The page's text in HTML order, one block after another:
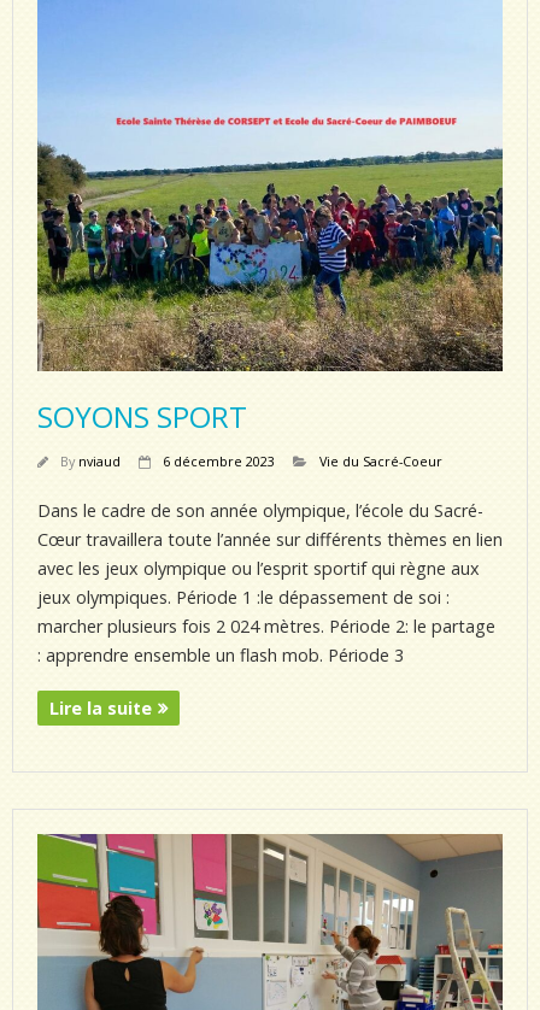
SOYONS SPORT
By nviaud 6 décembre 2023 Vie du Sacré-Coeur
Dans le cadre de son année olympique, l’école du Sacré-
Cœur travaillera toute l’année sur différents thèmes en lien
avec les jeux olympique ou l’esprit sportif qui règne aux
jeux olympiques. Période 1 :le dépassement de soi :
marcher plusieurs fois 2 024 mètres. Période 2: le partage
: apprendre ensemble un flash mob. Période 3
Lire la suite